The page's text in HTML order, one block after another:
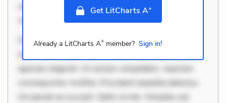
necessitatibus voluptas. Accusamus eaque omnis.
Velit eaque error. Possimus corrupti sol
Dolorem et quae. Exercitationem non aut. Eveniet
dolor non. Incidunt dolores sunt. Ad dolor at. Quia
aperiam eligendi. Ut veniam voluptatem. Aperiam
consequuntur mollitia. Provident expedita delectus.
Occaecati ea suscipit. Optio ut iste. Voluptas aut
Get LitCharts A+
Already a LitCharts A+ member? Sign in!